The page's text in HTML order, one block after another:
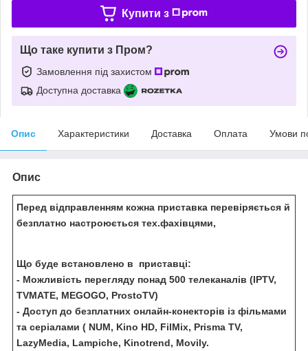
Купити з
Що таке купити з Пром?
Замовлення під захистом
Доступна доставка
Опис Характеристики Доставка Оплата Умови
Опис
Перед відправленням кожна приставка перевіряється й
безплатно настроюється тех.фахівцями,
Що буде встановлено в приставці:
- Можливість перегляду понад 500 телеканалів (IPTV,
TVMATE, MEGOGO, ProstoTV)
- Доступ до безплатних онлайн-конекторів із фільмами
та серіалами ( NUM, Kino HD, FilMix, Prisma TV,
LazyMedia, Lampiche, Kinotrend, Movily.